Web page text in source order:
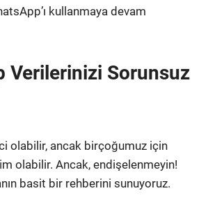
kullanmaya devam
Verilerinizi Sorunsuz
olabilir, ancak birçoğumuz için
olabilir. Ancak, endişelenmeyin!
basit bir rehberini sunuyoruz.